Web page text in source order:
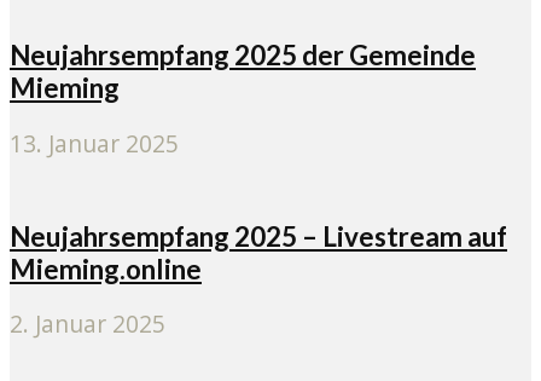
Neujahrsempfang 2025 der Gemeinde
Mieming
13. Januar 2025
Neujahrsempfang 2025 – Livestream auf
Mieming.online
2. Januar 2025